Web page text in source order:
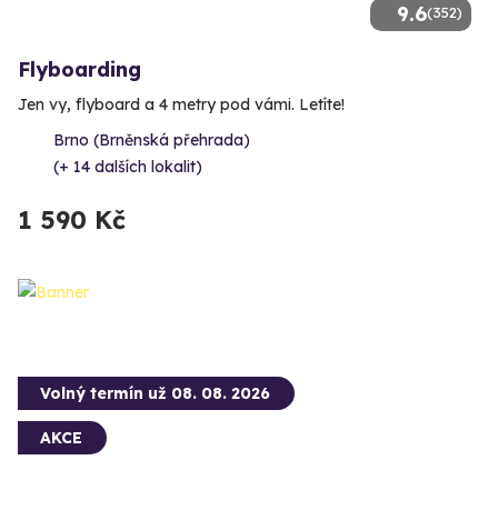
9.6(352)
Flyboarding
Jen vy, flyboard a 4 metry pod vámi. Letíte!
Brno (Brněnská přehrada)
(+ 14 dalších lokalit)
1 590 Kč
Volný termín už 08. 08. 2026
AKCE